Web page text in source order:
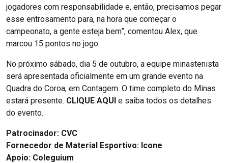
jogadores com responsabilidade e, então, precisamos pegar
esse entrosamento para, na hora que começar o
campeonato, a gente esteja bem”, comentou Alex, que
marcou 15 pontos no jogo.
No próximo sábado, dia 5 de outubro, a equipe minastenista
será apresentada oficialmente em um grande evento na
Quadra do Coroa, em Contagem. O time completo do Minas
estará presente. CLIQUE AQUI e saiba todos os detalhes
do evento.
Patrocinador: CVC
Fornecedor de Material Esportivo: Icone
Apoio: Coleguium